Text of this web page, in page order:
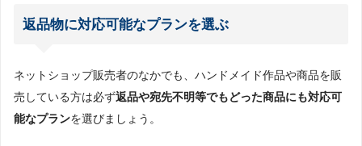
返品物に対応可能なプランを選ぶ
ネットショップ販売者のなかでも、ハンドメイド作品や商品を販
売している方は必ず返品や宛先不明等でもどった商品にも対応可
能なプランを選びましょう。